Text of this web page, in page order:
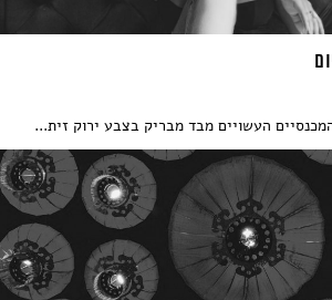
העשויים מבד מבריק בצבע ירוק זית...